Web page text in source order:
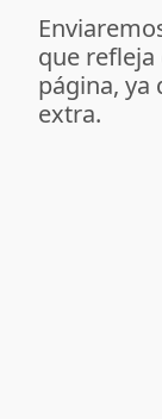
que
página, ya
extra.